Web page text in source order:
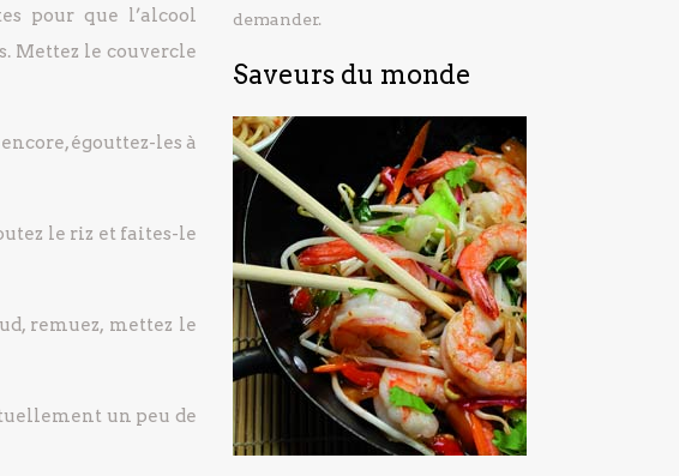
pour que l’alcool
Mettez le couvercle
égouttez-les à
le riz et faites-le
remuez, mettez le
un peu de
demander.
Saveurs du monde